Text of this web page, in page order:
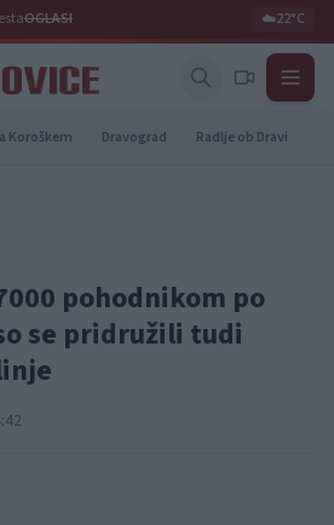
OGLASI ☁️22°C
Koroškem Dravograd Radlje ob Dravi
pohodnikom po
se pridružili tudi